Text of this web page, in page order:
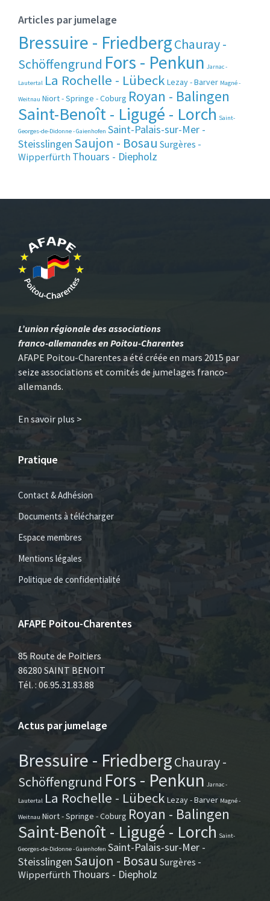
Articles par jumelage
Bressuire - FriedbergChauray -
Schöffengrund Fors - Penkun Jarnac -
Lautertal La Rochelle - Lübeck Lezay - Barver Magné -
Weitnau Niort - Springe - Coburg Royan - Balingen
Saint-Benoît - Ligugé - Lorch Saint-
Georges-de-Didonne - Gaienhofen Saint-Palais-sur-Mer -
Steisslingen Saujon - Bosau Surgères -
Wipperfürth Thouars - Diepholz
L’union régionale des associations
franco-allemandes en Poitou-Charentes
AFAPE Poitou-Charentes a été créée en mars 2015 par
seize associations et comités de jumelages franco-
allemands.
En savoir plus >
Pratique
Contact & Adhésion
Documents à télécharger
Espace membres
Mentions légales
Politique de confidentialité
AFAPE Poitou-Charentes
85 Route de Poitiers
86280 SAINT BENOIT
Tél. : 06.95.31.83.88
Actus par jumelage
Bressuire - FriedbergChauray -
Schöffengrund Fors - Penkun Jarnac -
Lautertal La Rochelle - Lübeck Lezay - Barver Magné -
Weitnau Niort - Springe - Coburg Royan - Balingen
Saint-Benoît - Ligugé - Lorch Saint-
Georges-de-Didonne - Gaienhofen Saint-Palais-sur-Mer -
Steisslingen Saujon - Bosau Surgères -
Wipperfürth Thouars - Diepholz